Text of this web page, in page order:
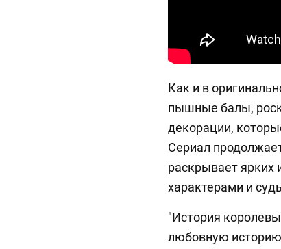
Как и в
пышные балы,
декорации,
Сериал
раскрывает ярких
характерами и
"История
любовную